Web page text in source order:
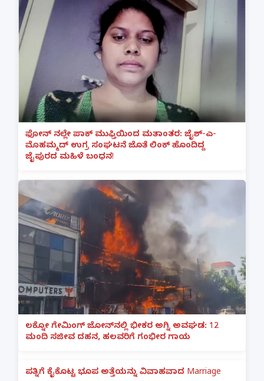
ಫೋನ್ ನಲ್ಲೇ ಪಾಕ್ ಮುಫ್ತಿಯಿಂದ ಮತಾಂತರ: ಜೈಶ್-ಎ-
ಮೊಹಮ್ಮದ್ ಉಗ್ರ ಸಂಘಟನೆ ಜೊತೆ ಲಿಂಕ್ ಹೊಂದಿದ್ದ
ಜೈಪುರದ ಮಹಿಳೆ ಬಂಧನ!
ಲಕ್ನೋ ಗೇಮಿಂಗ್ ಜೋನ್‌ನಲ್ಲಿ ಭೀಕರ ಅಗ್ನಿ ಅವಘಡ: 12
ಮಂದಿ ಸಜೀವ ದಹನ, ಹಲವರಿಗೆ ಗಂಭೀರ ಗಾಯ
ಪತ್ನಿಗೆ ಕೈಕೊಟ್ಟ ಭೂಪ ಅತ್ತೆಯನ್ನು ವಿವಾಹವಾದ Marriage